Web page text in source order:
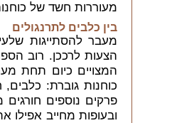
מעוררות חשד של
בין כלבים לתרנגולים
מעבר להסתייגות
הצעות לרככן. רוב
המצויים כיום תחת
כוחנות גוברת:
פרקים נוספים חורגים
ובעופות מחייב אפילו